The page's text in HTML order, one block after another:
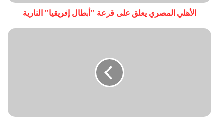
الأهلي المصري يعلق على قرعة "أبطال إفريقيا" النارية